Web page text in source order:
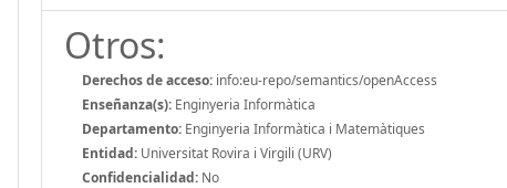
Otros:
Derechos de acceso: info:eu-repo/semantics/openAccess
Enseñanza(s): Enginyeria Informàtica
Departamento: Enginyeria Informàtica i Matemàtiques
Entidad: Universitat Rovira i Virgili (URV)
Confidencialidad: No